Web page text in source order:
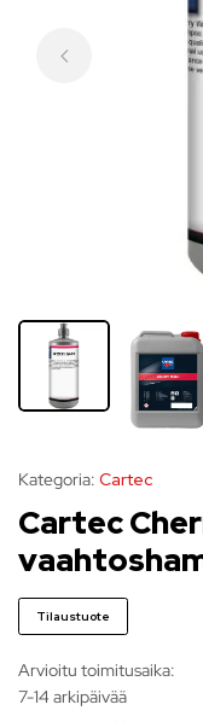
Kategoria: Cartec
Cartec
Tilaustuote
Arvioitu toimitusaika:
7-14 arkipäivää